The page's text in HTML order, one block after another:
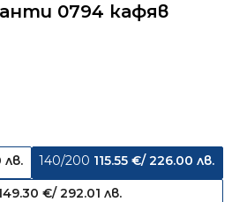
0794 кафяв
лв. 140/200 115.55 €/ 226.00 лв.
€/ 292.01 лв.